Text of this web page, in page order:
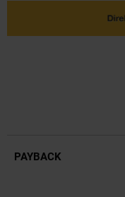
PAYBACK